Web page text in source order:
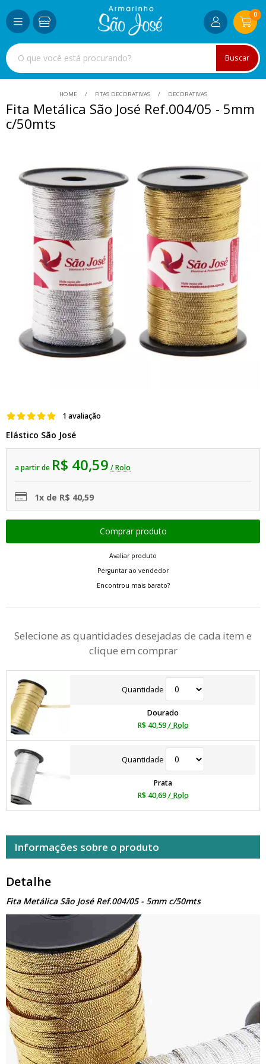
Buscar
0
HOME FITAS DECORATIVAS DECORATIVAS
Fita Metálica São José Ref.004/05 - 5mm
c/50mts
1 avaliação
Elástico São José
a partir de R$ 40,59 / Rolo
1x de R$ 40,59
Avaliar produto
Perguntar ao vendedor
Encontrou mais barato?
Selecione as quantidades desejadas de cada item e
clique em comprar
Quantidade
Dourado
R$ 40,59 / Rolo
Quantidade
Prata
R$ 40,69 / Rolo
Informações sobre o produto
Detalhe
Fita Metálica São José Ref.004/05 - 5mm c/50mts